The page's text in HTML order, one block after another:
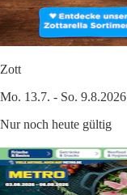
Zott
Mo. 13.7. - So. 9.8.2026
Nur noch heute gültig